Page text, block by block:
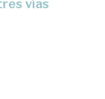
vías